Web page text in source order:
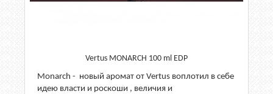
Vertus MONARCH 100 ml EDP
Monarch - новый аромат от Vertus воплотил в себе
идею власти и роскоши , величия и